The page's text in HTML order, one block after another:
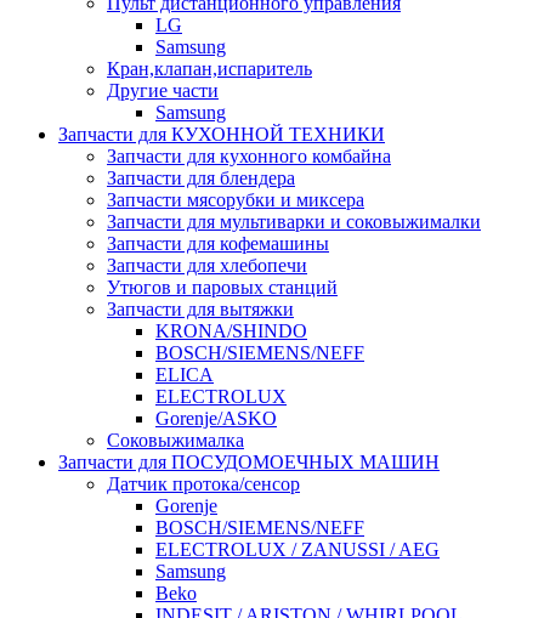
LG
Samsung
Кран,клапан,испаритель
Другие части
Samsung
Запчасти для КУХОННОЙ ТЕХНИКИ
Запчасти для кухонного комбайна
Запчасти для блендера
Запчасти мясорубки и миксера
Запчасти для мультиварки и соковыжималки
Запчасти для кофемашины
Запчасти для хлебопечи
Утюгов и паровых станций
Запчасти для вытяжки
KRONA/SHINDO
BOSCH/SIEMENS/NEFF
ELICA
ELECTROLUX
Gorenje/ASKO
Соковыжималка
Запчасти для ПОСУДОМОЕЧНЫХ МАШИН
Датчик протока/сенсор
Gorenje
BOSCH/SIEMENS/NEFF
ELECTROLUX / ZANUSSI / AEG
Samsung
Beko